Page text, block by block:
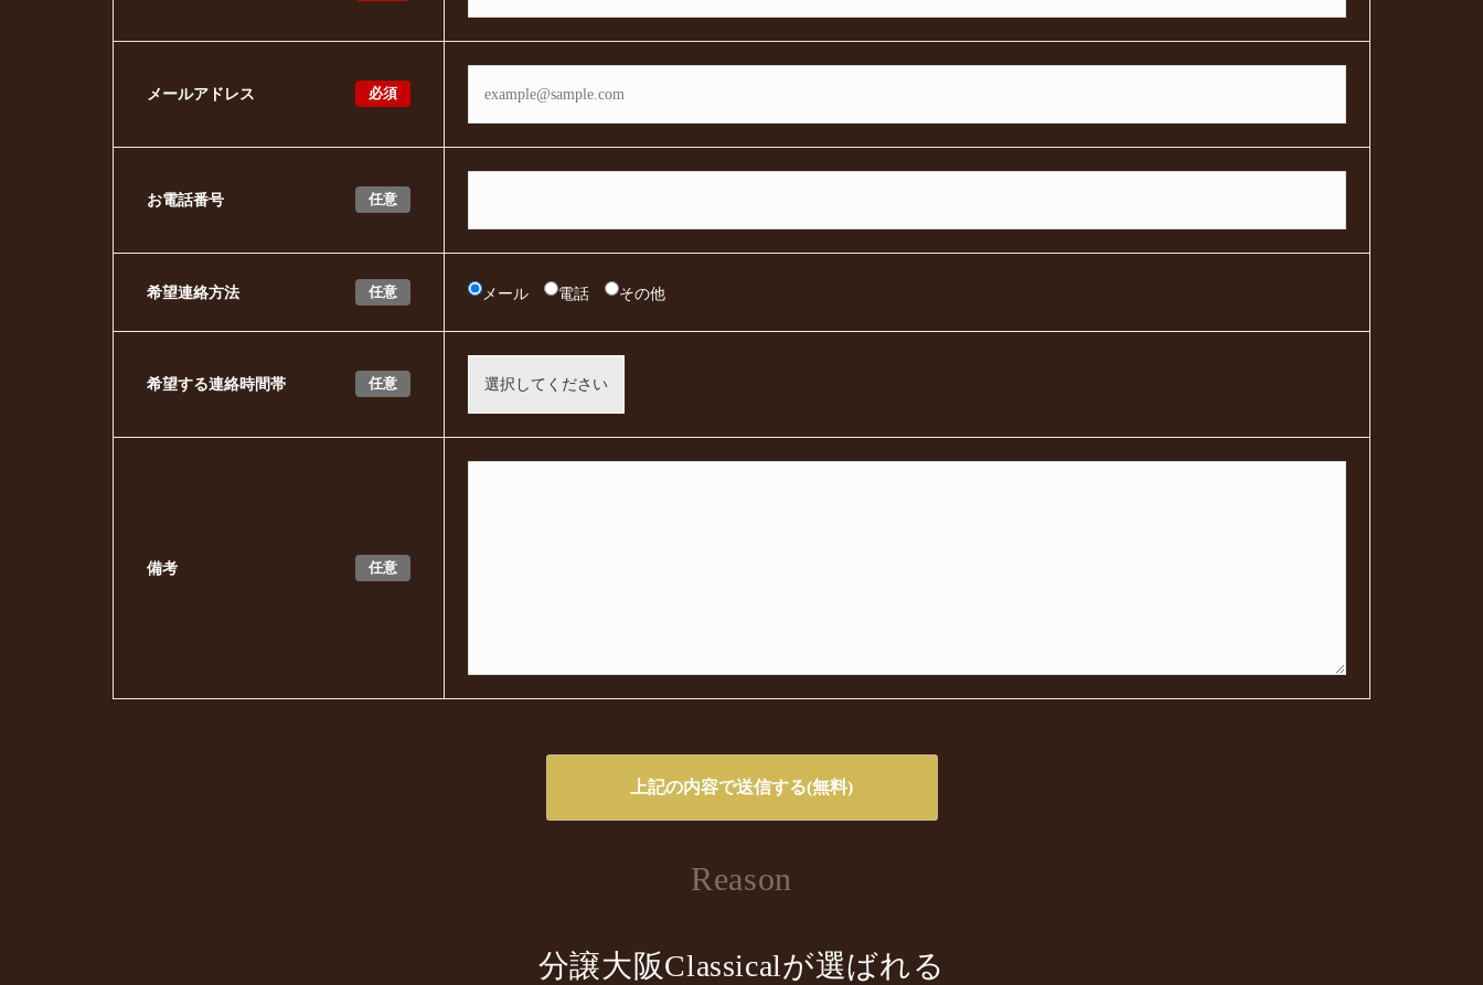
必須
メールアドレス
任意
お電話番号
任意
希望連絡方法 メール 電話 その他
任意
希望する連絡時間帯
任意
備考
Reason
分譲大阪Classicalが選ばれる